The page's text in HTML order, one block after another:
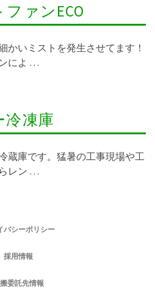
ァンECO
かいミストを発生させてます！
によ …
冷凍庫
蔵庫です。猛暑の工事現場や工
レン …
バシーポリシー
採用情報
委託先情報